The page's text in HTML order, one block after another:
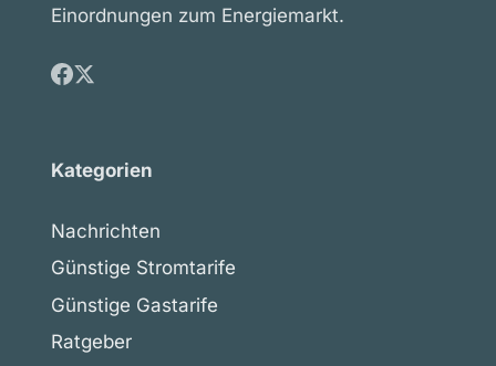
Einordnungen zum Energiemarkt.
Kategorien
Nachrichten
Günstige Stromtarife
Günstige Gastarife
Ratgeber